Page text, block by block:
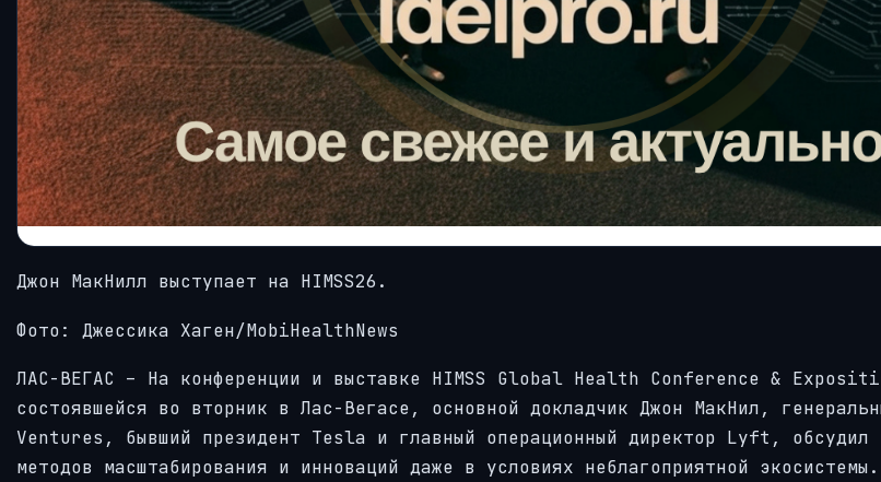
Джон МакНилл выступает на HIMSS26.
Фото: Джессика Хаген/MobiHealthNews
ЛАС-ВЕГАС – На конференции и выставке HIMSS Global Health Conference &
состоявшейся во вторник в Лас-Вегасе, основной докладчик Джон МакНил,
Ventures, бывший президент Tesla и главный операционный директор Lyft, обсудил
методов масштабирования и инноваций даже в условиях неблагоприятной экосистемы.